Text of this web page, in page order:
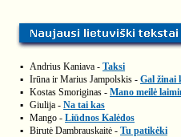
▪ Andrius Kaniava - Taksi
▪ Irūna ir Marius Jampolskis - Gal žinai
▪ Kostas Smoriginas - Mano meilė
▪ Giulija - Na tai kas
▪ Mango - Liūdnos Kalėdos
▪ Birutė Dambrauskaitė - Tu patikėki